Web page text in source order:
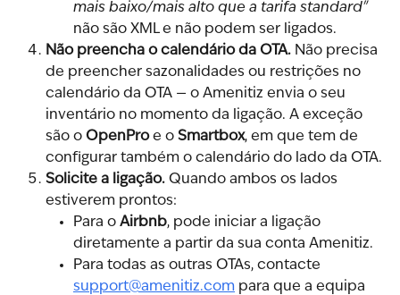
mais baixo/mais alto que a tarifa standard"
não são XML e não podem ser ligados.
Não preencha o calendário da OTA. Não precisa
de preencher sazonalidades ou restrições no
calendário da OTA — o Amenitiz envia o seu
inventário no momento da ligação. A exceção
são o OpenPro e o Smartbox, em que tem de
configurar também o calendário do lado da OTA.
Solicite a ligação. Quando ambos os lados
estiverem prontos:
Para o Airbnb, pode iniciar a ligação
diretamente a partir da sua conta Amenitiz.
Para todas as outras OTAs, contacte
support@amenitiz.com para que a equipa